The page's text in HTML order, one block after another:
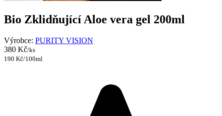
Bio Zklidňující Aloe vera gel 200ml
Výrobce: PURITY VISION
380 Kč/ks
190 Kč/100ml